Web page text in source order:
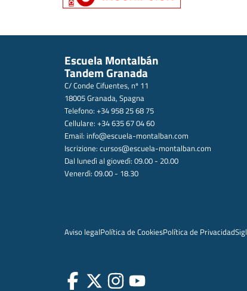
Escuela Montalbán
Tandem Granada
C/ Conde Cifuentes, nº 11
18005 Granada, Spagna
Telefono: +34 958 25 68 75
Cellulare: +34 635 67 04 60
Email: info@escuela-montalban.com
Iscrizione: cursos@escuela-montalban.com
Dal lunedì al giovedì: 09.00 - 20.00
Venerdì: 09.00 - 18.30
Aviso legalPolítica de CookiesPolítica de Privacidad